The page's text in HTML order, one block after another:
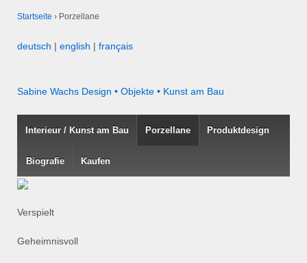
Startseite › Porzellane
deutsch | english | français
Sabine Wachs Design • Objekte • Kunst am Bau
Interieur / Kunst am Bau Porzellane Produktdesign
Biografie Kaufen
Verspielt
Geheimnisvoll